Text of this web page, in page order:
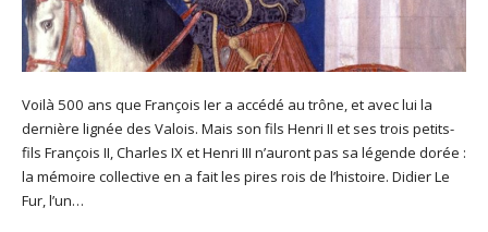
Voilà 500 ans que François Ier a accédé au trône, et avec lui la
dernière lignée des Valois. Mais son fils Henri II et ses trois petits-
fils François II, Charles IX et Henri III n’auront pas sa légende dorée :
la mémoire collective en a fait les pires rois de l’histoire. Didier Le
Fur, l’un…